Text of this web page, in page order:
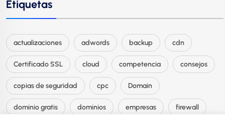
Etiquetas
actualizaciones adwords backup cdn
Certificado SSL cloud competencia consejos
copias de seguridad cpc Domain
dominio gratis dominios empresas firewall